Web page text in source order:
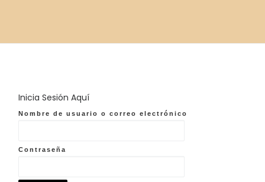
Inicia Sesión Aquí
Nombre de usuario o correo electrónico
Contraseña